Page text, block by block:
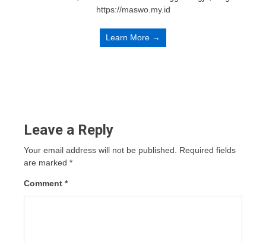
https://maswo.my.id
Learn More →
Leave a Reply
Your email address will not be published. Required fields
are marked *
Comment *